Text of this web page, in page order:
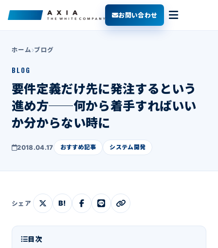
お問い合わせ
ホーム ブログ
BLOG
要件定義だけ先に発注するという
進め方──何から着手すればいい
か分からない時に
2018.04.17 おすすめ記事 システム開発
シェア B!
目次